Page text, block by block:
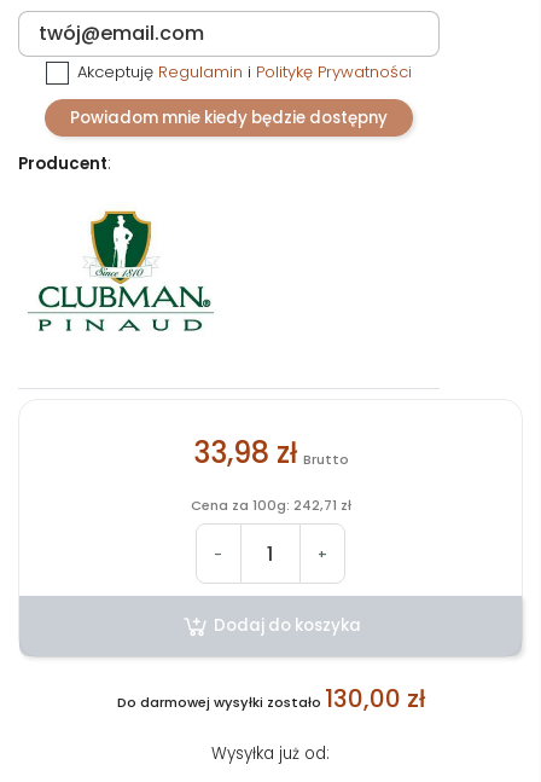
Akceptuję Regulamin i Politykę Prywatności
Powiadom mnie kiedy będzie dostępny
Producent:
33,98 zł Brutto
Cena za 100g: 242,71 zł
- +
Dodaj do koszyka
Do darmowej wysyłki zostało 130,00 zł
Wysyłka już od: